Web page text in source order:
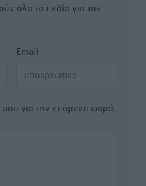
όλα τα πεδία για την
Email
μου για την επόμενη φορά.